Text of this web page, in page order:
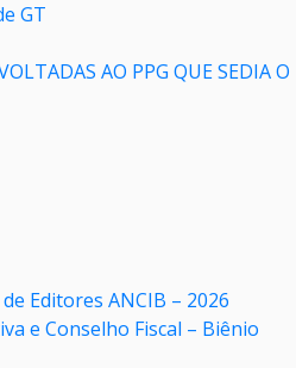
GT
AO PPG QUE SEDIA O
Editores ANCIB – 2026
e Conselho Fiscal – Biênio